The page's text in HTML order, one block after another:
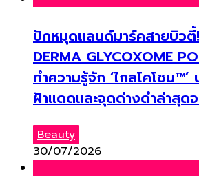
ปักหมุดแลนด์มาร์คสายบิว
DERMA GLYCOXOME
ทำความรู้จัก ‘ไกลโคโซม
ฝ้าแดดและจุดด่างดำล่าสุด
Beauty
30/07/2026